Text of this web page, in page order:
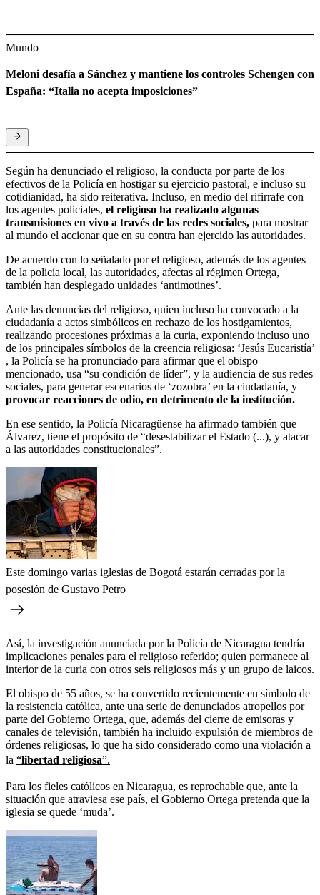
Mundo
Meloni desafía a Sánchez y mantiene los controles Schengen con
España: “Italia no acepta imposiciones”
Según ha denunciado el religioso, la conducta por parte de los
efectivos de la Policía en hostigar su ejercicio pastoral, e incluso su
cotidianidad, ha sido reiterativa. Incluso, en medio del rifirrafe con
los agentes policiales, el religioso ha realizado algunas
transmisiones en vivo a través de las redes sociales, para mostrar
al mundo el accionar que en su contra han ejercido las autoridades.
De acuerdo con lo señalado por el religioso, además de los agentes
de la policía local, las autoridades, afectas al régimen Ortega,
también han desplegado unidades ‘antimotines’.
Ante las denuncias del religioso, quien incluso ha convocado a la
ciudadanía a actos simbólicos en rechazo de los hostigamientos,
realizando procesiones próximas a la curia, exponiendo incluso uno
de los principales símbolos de la creencia religiosa: ‘Jesús Eucaristía’
, la Policía se ha pronunciado para afirmar que el obispo
mencionado, usa “su condición de líder”, y la audiencia de sus redes
sociales, para generar escenarios de ‘zozobra’ en la ciudadanía, y
provocar reacciones de odio, en detrimento de la institución.
En ese sentido, la Policía Nicaragüense ha afirmado también que
Álvarez, tiene el propósito de “desestabilizar el Estado (...), y atacar
a las autoridades constitucionales”.
Este domingo varias iglesias de Bogotá estarán cerradas por la
posesión de Gustavo Petro
Así, la investigación anunciada por la Policía de Nicaragua tendría
implicaciones penales para el religioso referido; quien permanece al
interior de la curia con otros seis religiosos más y un grupo de laicos.
El obispo de 55 años, se ha convertido recientemente en símbolo de
la resistencia católica, ante una serie de denunciados atropellos por
parte del Gobierno Ortega, que, además del cierre de emisoras y
canales de televisión, también ha incluido expulsión de miembros de
órdenes religiosas, lo que ha sido considerado como una violación a
la “libertad religiosa”.
Para los fieles católicos en Nicaragua, es reprochable que, ante la
situación que atraviesa ese país, el Gobierno Ortega pretenda que la
iglesia se quede ‘muda’.